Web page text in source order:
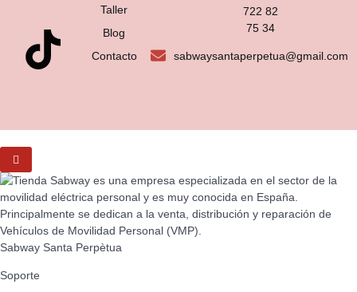
Taller
Blog
Contacto
722 82
75 34
sabwaysantaperpetua@gmail.com
Sabway Santa Perpètua
Soporte